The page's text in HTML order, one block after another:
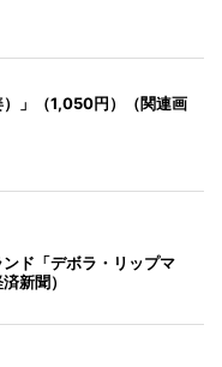
」（1,050円）（関連画
ド「デボラ・リップマ
新聞）